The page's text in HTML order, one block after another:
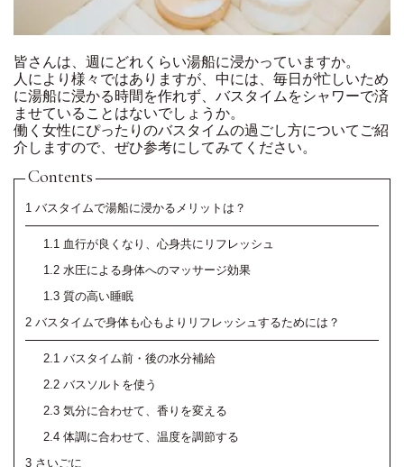
皆さんは、週にどれくらい湯船に浸かっていますか。
人により様々ではありますが、中には、毎日が忙しいため
に湯船に浸かる時間を作れず、バスタイムをシャワーで済
ませていることはないでしょうか。
働く女性にぴったりのバスタイムの過ごし方についてご紹
介しますので、ぜひ参考にしてみてください。
Contents
1 バスタイムで湯船に浸かるメリットは？
1.1 血行が良くなり、心身共にリフレッシュ
1.2 水圧による身体へのマッサージ効果
1.3 質の高い睡眠
2 バスタイムで身体も心もよりリフレッシュするためには？
2.1 バスタイム前・後の水分補給
2.2 バスソルトを使う
2.3 気分に合わせて、香りを変える
2.4 体調に合わせて、温度を調節する
3 さいごに